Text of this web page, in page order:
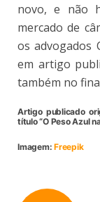
novo, e não
mercado de
os advogados
em artigo
também no
Artigo publicado
título “O Peso Azul
Imagem:Freepik